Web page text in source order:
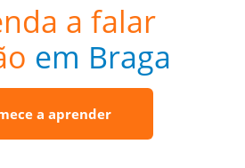
a falar
em Braga
a aprender